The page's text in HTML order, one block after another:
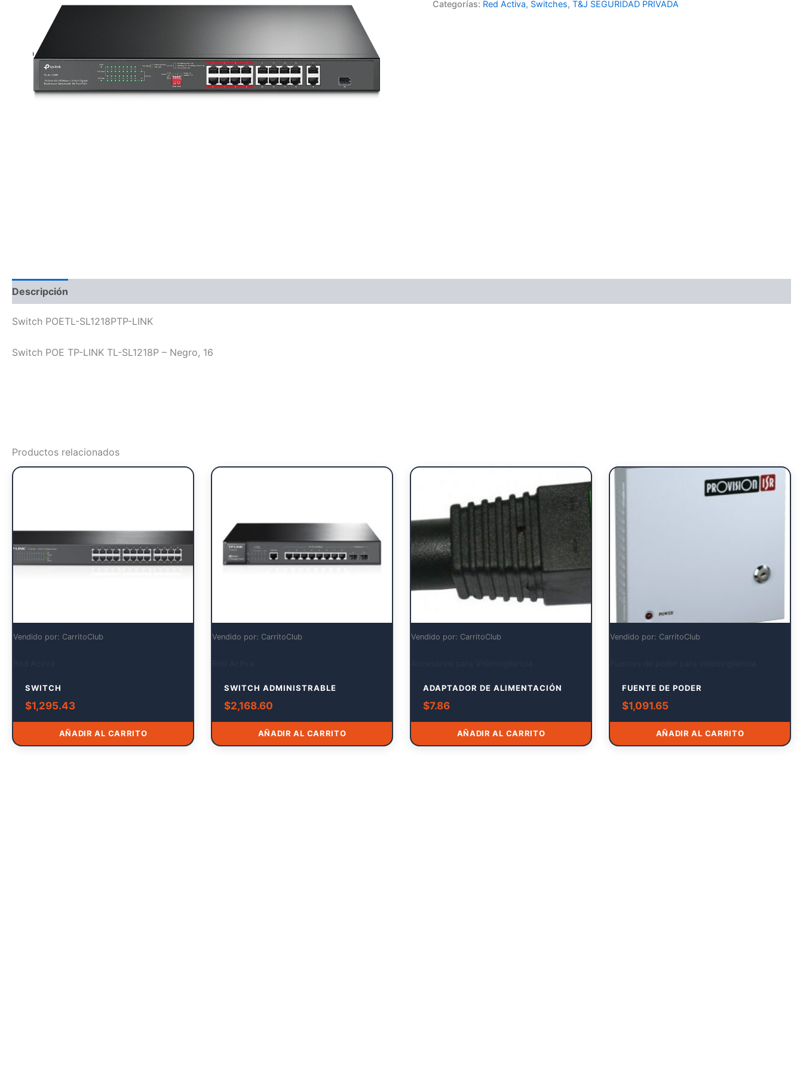
Categorías: Red Activa, Switches,T&J SEGURIDAD PRIVADA
Descripción
Switch POETL-SL1218PTP-LINK
Switch POE TP-LINK TL-SL1218P – Negro, 16
Productos relacionados
Vendido por: CarritoClub
SWITCH
$1,295.43
AÑADIR AL CARRITO
Vendido por: CarritoClub
SWITCH ADMINISTRABLE
$2,168.60
AÑADIR AL CARRITO
Vendido por: CarritoClub
ADAPTADOR DE ALIMENTACIÓN
$7.86
AÑADIR AL CARRITO
Vendido por: CarritoClub
FUENTE DE PODER
$1,091.65
AÑADIR AL CARRITO